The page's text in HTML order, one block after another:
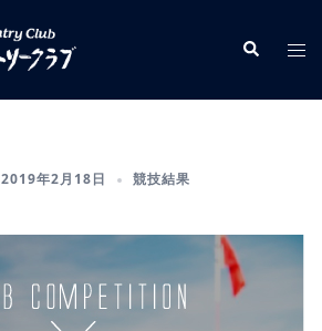
検
索
ト
ル
2019年2月18日 競技結果